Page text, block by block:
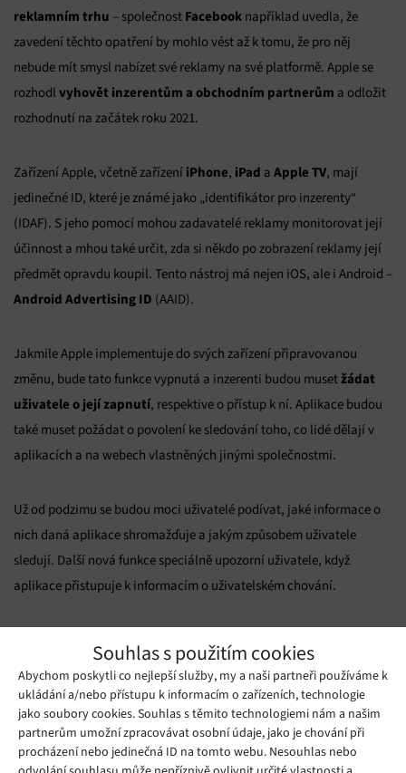
Souhlas s použitím cookies
Abychom poskytli co nejlepší služby, my a naši partneři používáme k
ukládání a/nebo přístupu k informacím o zařízeních, technologie
jako soubory cookies. Souhlas s těmito technologiemi nám a našim
partnerům umožní zpracovávat osobní údaje, jako je chování při
procházení nebo jedinečná ID na tomto webu. Nesouhlas nebo
reklamním trhu – společnost Facebook například uvedla, že
zavedení těchto opatření by mohlo vést až k tomu, že pro něj
nebude mít smysl nabízet své reklamy na své platformě. Apple se
rozhodl vyhovět inzerentům a obchodním partnerům a odložit
rozhodnutí na začátek roku 2021.
Zařízení Apple, včetně zařízení iPhone, iPad a Apple TV, mají
jedinečné ID, které je známé jako „identifikátor pro inzerenty“
(IDAF). S jeho pomocí mohou zadavatelé reklamy monitorovat její
účinnost a mhou také určit, zda si někdo po zobrazení reklamy její
předmět opravdu koupil. Tento nástroj má nejen iOS, ale i Android –
Android Advertising ID (AAID).
Jakmile Apple implementuje do svých zařízení připravovanou
změnu, bude tato funkce vypnutá a inzerenti budou musetžádat
uživatele o její zapnutí, respektive o přístup k ní. Aplikace budou
také muset požádat o povolení ke sledování toho, co lidé dělají v
aplikacích a na webech vlastněných jinými společnostmi.
Už od podzimu se budou moci uživatelé podívat, jaké informace o
nich daná aplikace shromažďuje a jakým způsobem uživatele
sledují. Další nová funkce speciálně upozorní uživatele, když
aplikace přistupuje k informacím o uživatelském chování.
Mohlo by se vám líbit